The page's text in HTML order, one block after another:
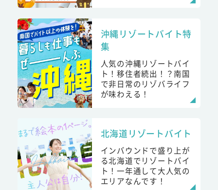
沖縄リゾートバイト特
集
人気の沖縄リゾートバイ
ト！移住者続出！？南国
で非日常のリゾバライフ
が味わえる！
北海道リゾートバイト
インバウンドで盛り上が
る北海道でリゾートバイ
ト！一年通して大人気の
エリアなんです！